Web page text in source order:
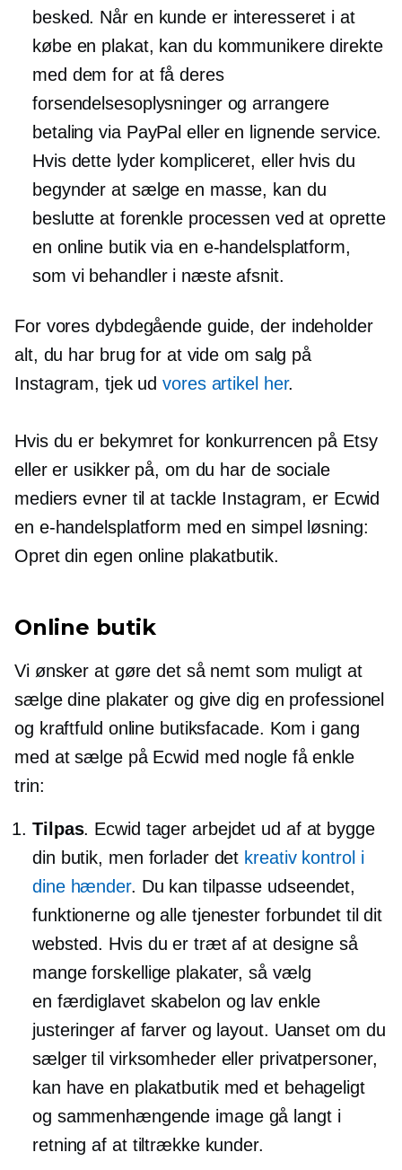
besked. Når en kunde er interesseret i at
købe en plakat, kan du kommunikere direkte
med dem for at få deres
forsendelsesoplysninger og arrangere
betaling via PayPal eller en lignende service.
Hvis dette lyder kompliceret, eller hvis du
begynder at sælge en masse, kan du
beslutte at forenkle processen ved at oprette
en online butik via en e-handelsplatform,
som vi behandler i næste afsnit.
For voresdybdegåendeguide, der indeholder
alt, du har brug for at vide om salg på
Instagram, tjek udvores artikel her.
Hvis du er bekymret for konkurrencen på Etsy
eller er usikker på, om du har de sociale
mediers evner til at tackle Instagram, er Ecwid
en e-handelsplatform med en simpel løsning:
Opret din egen online plakatbutik.
Online butik
Vi ønsker at gøre det så nemt som muligt at
sælge dine plakater og give dig en professionel
og kraftfuld online butiksfacade. Kom i gang
med at sælge på Ecwid med nogle få enkle
trin:
Tilpas. Ecwid tager arbejdet ud af at bygge
din butik, men forlader det kreativ kontrol i
dine hænder. Du kan tilpasse udseendet,
funktionerne og alle tjenester forbundet til dit
websted. Hvis du er træt af at designe så
mange forskellige plakater, så vælg
en færdiglavetskabelon og lav enkle
justeringer af farver og layout. Uanset om du
sælger til virksomheder eller privatpersoner,
kan have en plakatbutik med et behageligt
og sammenhængende image gå langt i
retning af at tiltrække kunder.